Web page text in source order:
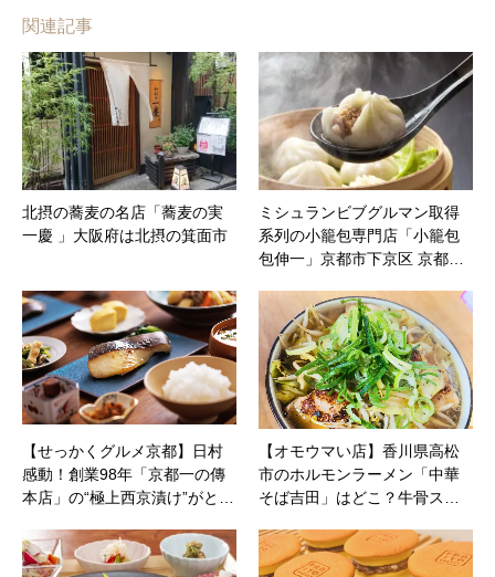
関連記事
北摂の蕎麦の名店「蕎麦の実
一慶 」大阪府は北摂の箕面市
ミシュランビブグルマン取得
系列の小籠包専門店「小籠包
包伸一」京都市下京区 京都…
【せっかくグルメ京都】日村
感動！創業98年「京都一の傳
本店」の“極上西京漬け”がと…
【オモウマい店】香川県高松
市のホルモンラーメン「中華
そば吉田」はどこ？牛骨ス…